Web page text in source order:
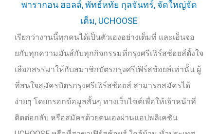
เรียกว่างานนี้ทุกคนได้เป็นตัวเองอย่างเต็มที่ และเอ็นจอ
ยกับทุกความมันส์กับทุกกิจกรรมที่กรุงศรีเฟิร์สช้อยส์ตั้งใจ
เลือกสรรมาให้กับสมาชิกบัตรกรุงศรีเฟิร์สช้อยส์เท่านั้น ผู้
ที่สนใจสมัครบัตรกรุงศรีเฟิร์สช้อยส์ สามารถสมัครได้
ง่ายๆ โดยกรอกข้อมูลสั้นๆ ทางเว็บไซต์เพื่อให้เจ้าหน้าที่
ติดต่อกลับ หรือสมัครด้วยตนเองผ่านแอปพลิเคชัน